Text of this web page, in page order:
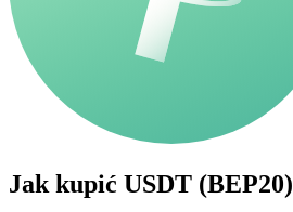
Jak kupić USDT (BEP20)